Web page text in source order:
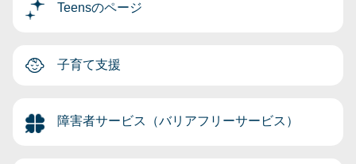
Teensのページ
子育て支援
障害者サービス（バリアフリーサービス）